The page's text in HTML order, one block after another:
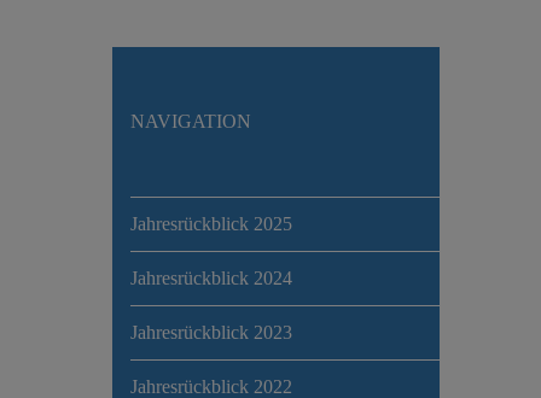
NAVIGATION
Jahresrückblick 2025
Jahresrückblick 2024
Jahresrückblick 2023
Jahresrückblick 2022